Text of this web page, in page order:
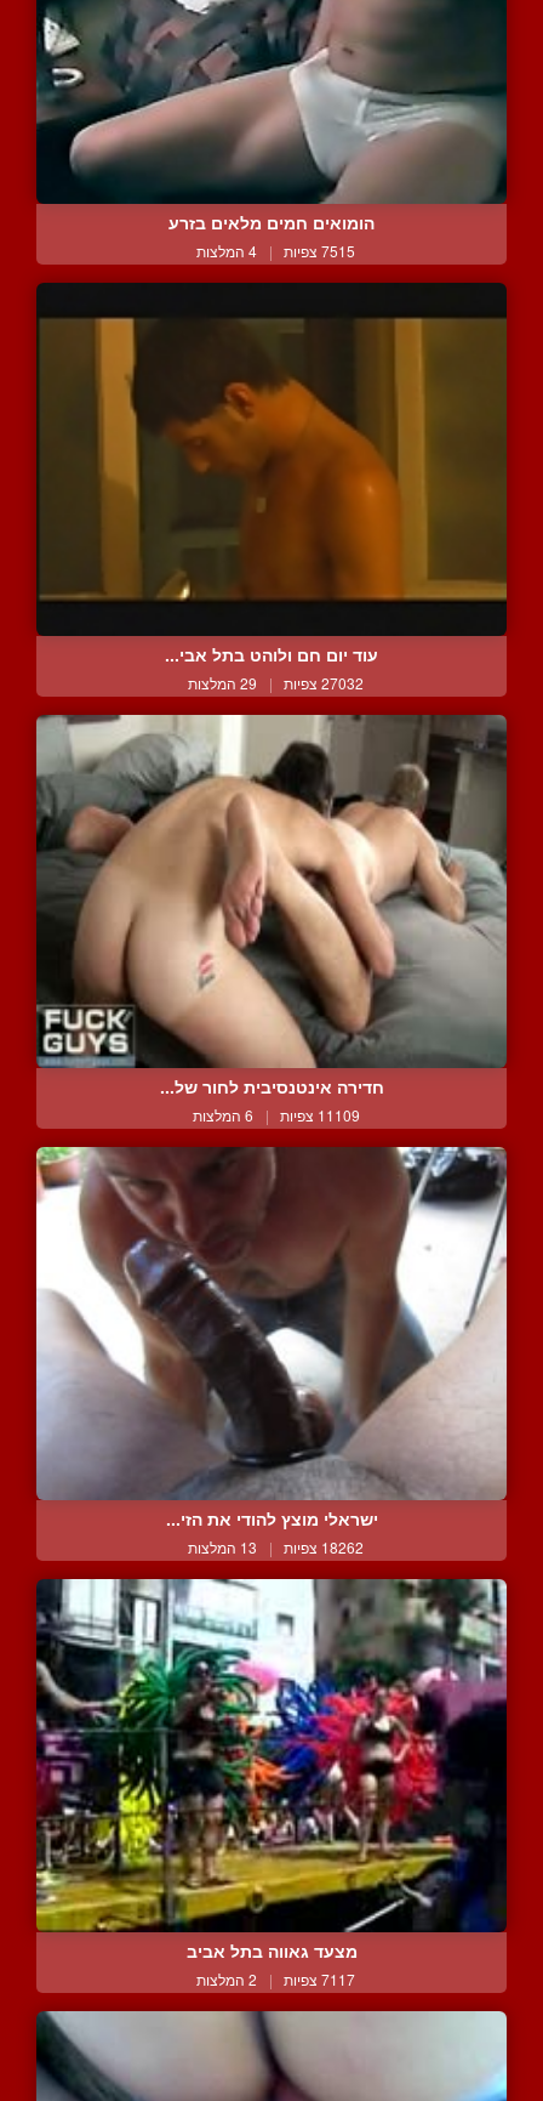
הומואים חמים מלאים בזרע
7515 צפיות | 4 המלצות
עוד יום חם ולוהט בתל אבי...
27032 צפיות | 29 המלצות
חדירה אינטנסיבית לחור של...
11109 צפיות | 6 המלצות
ישראלי מוצץ להודי את הזי...
18262 צפיות | 13 המלצות
מצעד גאווה בתל אביב
7117 צפיות | 2 המלצות